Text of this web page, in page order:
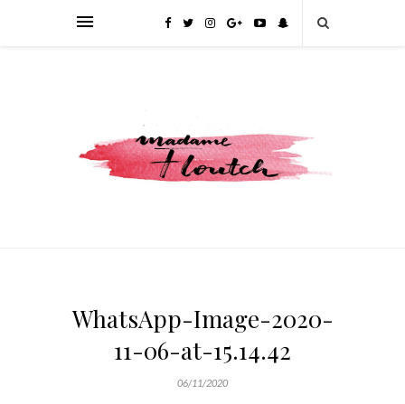
WhatsApp-Image-2020-
11-06-at-15.14.42
06/11/2020